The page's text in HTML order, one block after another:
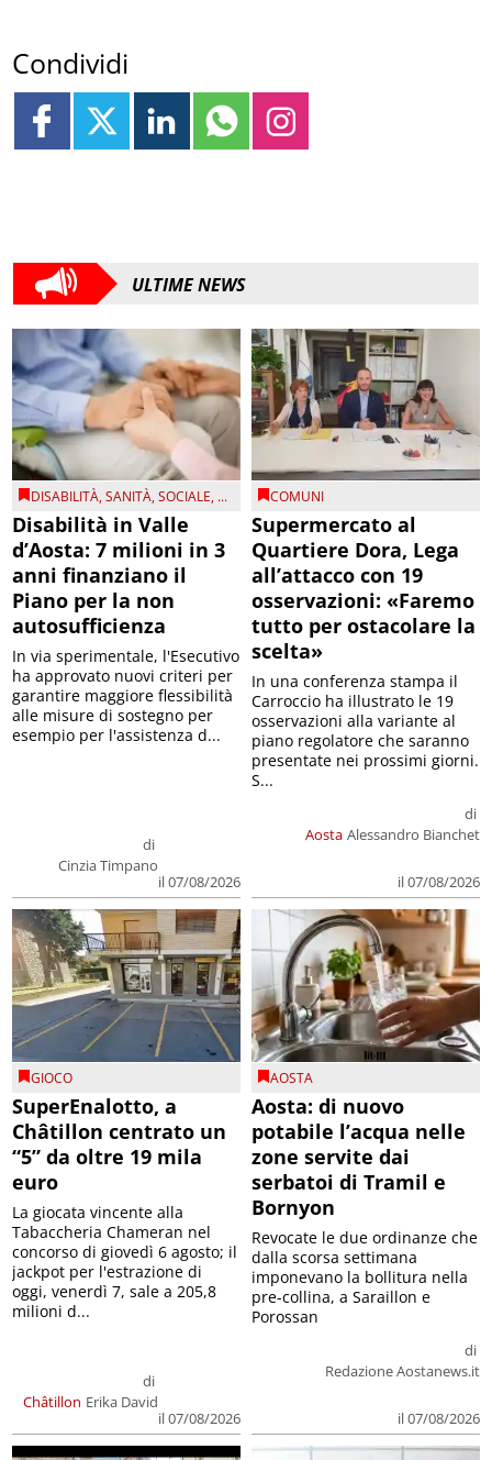
Condividi
ULTIME NEWS
DISABILITÀ,SANITÀ,SOCIALE, ...
Disabilità in Valle
d’Aosta: 7 milioni in 3
anni finanziano il
Piano per la non
autosufficienza
di
Cinzia Timpano
il 07/08/2026
In via sperimentale, l'Esecutivo
ha approvato nuovi criteri per
garantire maggiore flessibilità
alle misure di sostegno per
esempio per l'assistenza d...
COMUNI
Supermercato al
Quartiere Dora, Lega
all’attacco con 19
osservazioni: «Faremo
tutto per ostacolare la
scelta»
Aosta
di
Alessandro Bianchet
il 07/08/2026
In una conferenza stampa il
Carroccio ha illustrato le 19
osservazioni alla variante al
piano regolatore che saranno
presentate nei prossimi giorni.
S...
GIOCO
SuperEnalotto, a
Châtillon centrato un
“5” da oltre 19 mila
euro
Châtillon
di
Erika David
il 07/08/2026
La giocata vincente alla
Tabaccheria Chameran nel
concorso di giovedì 6 agosto; il
jackpot per l'estrazione di
oggi, venerdì 7, sale a 205,8
milioni d...
AOSTA
Aosta: di nuovo
potabile l’acqua nelle
zone servite dai
serbatoi di Tramil e
Bornyon
di
Redazione Aostanews.it
il 07/08/2026
Revocate le due ordinanze che
dalla scorsa settimana
imponevano la bollitura nella
pre-collina, a Saraillon e
Porossan